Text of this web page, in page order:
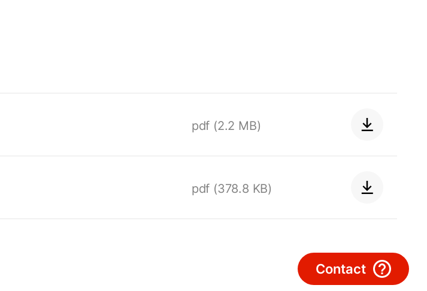
pdf (2.2 MB)
pdf (378.8 KB)
Ook interessant?Contact